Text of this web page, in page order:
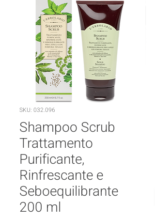
SKU: 032.096
Shampoo Scrub
Trattamento
Purificante,
Rinfrescante e
Seboequilibrante
200 ml